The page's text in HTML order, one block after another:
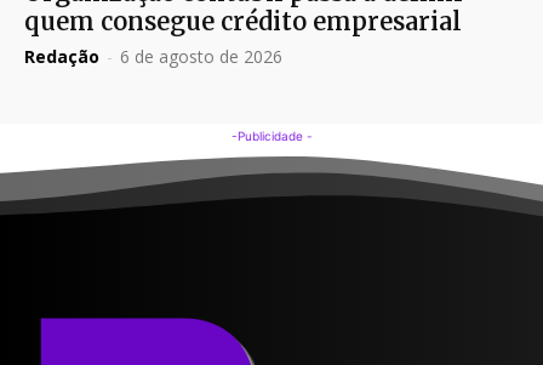
quem consegue crédito empresarial
Redação - 6 de agosto de 2026
-Publicidade -